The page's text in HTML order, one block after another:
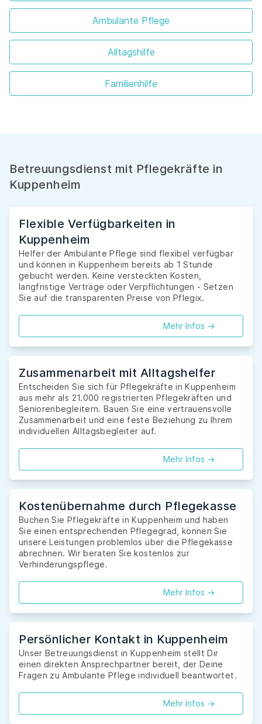
Ambulante Pflege
Alltagshilfe
Familienhilfe
Betreuungsdienst mit Pflegekräfte in
Kuppenheim
Flexible Verfügbarkeiten in
Kuppenheim
Helfer der Ambulante Pflege sind flexibel verfügbar
und können in Kuppenheim bereits ab 1 Stunde
gebucht werden. Keine versteckten Kosten,
langfristige Verträge oder Verpflichtungen - Setzen
Sie auf die transparenten Preise von Pflegix.
Mehr Infos ->
Zusammenarbeit mit Alltagshelfer
Entscheiden Sie sich für Pflegekräfte in Kuppenheim
aus mehr als 21.000 registrierten Pflegekräften und
Seniorenbegleitern. Bauen Sie eine vertrauensvolle
Zusammenarbeit und eine feste Beziehung zu Ihrem
individuellen Alltagsbegleiter auf.
Mehr Infos ->
Kostenübernahme durch Pflegekasse
Buchen Sie Pflegekräfte in Kuppenheim und haben
Sie einen entsprechenden Pflegegrad, können Sie
unsere Leistungen problemlos über die Pflegekasse
abrechnen. Wir beraten Sie kostenlos zur
Verhinderungspflege.
Mehr Infos ->
Persönlicher Kontakt in Kuppenheim
Unser Betreuungsdienst in Kuppenheim stellt Dir
einen direkten Ansprechpartner bereit, der Deine
Fragen zu Ambulante Pflege individuell beantwortet.
Mehr Infos ->